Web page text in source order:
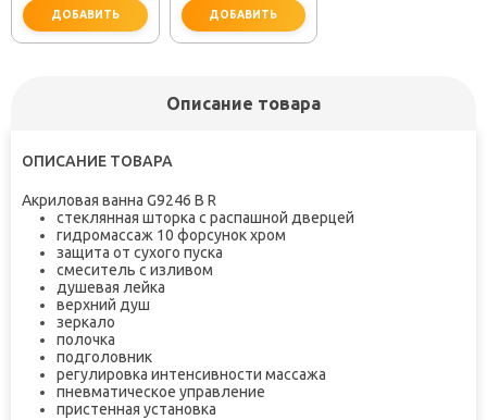
ДОБАВИТЬ ДОБАВИТЬ
Описание товара
ОПИСАНИЕ ТОВАРА
Акриловая ванна G9246 B R
стеклянная шторка с распашной дверцей
гидромассаж 10 форсунок хром
защита от сухого пуска
смеситель с изливом
душевая лейка
верхний душ
зеркало
полочка
подголовник
регулировка интенсивности массажа
пневматическое управление
пристенная установка